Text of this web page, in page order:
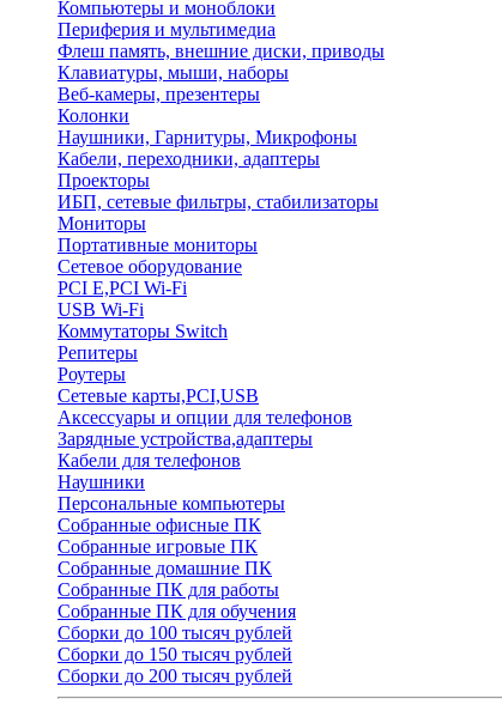
Компьютеры и моноблоки
Периферия и мультимедиа
Флеш память, внешние диски, приводы
Клавиатуры, мыши, наборы
Веб-камеры, презентеры
Колонки
Наушники, Гарнитуры, Микрофоны
Кабели, переходники, адаптеры
Проекторы
ИБП, сетевые фильтры, стабилизаторы
Мониторы
Портативные мониторы
Сетевое оборудование
PCI E,PCI Wi-Fi
USB Wi-Fi
Коммутаторы Switch
Репитеры
Роутеры
Сетевые карты,PCI,USB
Аксессуары и опции для телефонов
Зарядные устройства,адаптеры
Кабели для телефонов
Наушники
Персональные компьютеры
Собранные офисные ПК
Собранные игровые ПК
Собранные домашние ПК
Собранные ПК для работы
Собранные ПК для обучения
Сборки до 100 тысяч рублей
Сборки до 150 тысяч рублей
Сборки до 200 тысяч рублей